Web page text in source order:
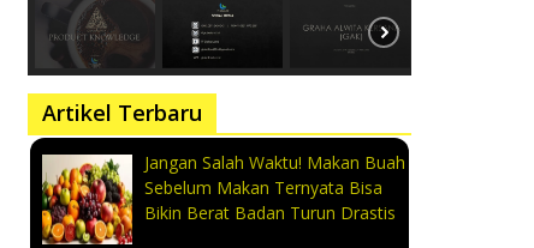
Artikel Terbaru
Jangan Salah Waktu! Makan Buah
Sebelum Makan Ternyata Bisa
Bikin Berat Badan Turun Drastis